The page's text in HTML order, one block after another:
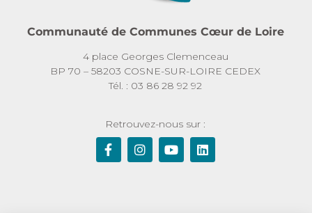
Communauté de Communes Cœur de Loire
4 place Georges Clemenceau
BP 70 – 58203 COSNE-SUR-LOIRE CEDEX
Tél. : 03 86 28 92 92
Retrouvez-nous sur :